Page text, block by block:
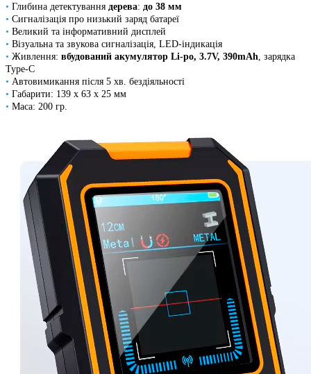
• Глибина детектування дерева: до 38 мм
• Сигналізація про низький заряд батареї
• Великий та інформативний дисплей
• Візуальна та звукова сигналізація, LED-індикація
• Живлення: вбудований акумулятор Li-po, 3.7V, 390mAh , зарядка
Type-C
• Автовимикання після 5 хв. бездіяльності
• Габарити: 139 х 63 х 25 мм
• Маса: 200 гр.